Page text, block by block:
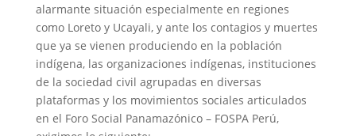
alarmante situación especialmente en regiones
como Loreto y Ucayali, y ante los contagios y muertes
que ya se vienen produciendo en la población
indígena, las organizaciones indígenas, instituciones
de la sociedad civil agrupadas en diversas
plataformas y los movimientos sociales articulados
en el Foro Social Panamazónico – FOSPA Perú,